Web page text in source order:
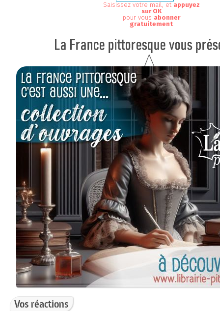
Saisissez votre mail, et appuyez
sur OK
pour vous abonner
gratuitement
Vos réactions